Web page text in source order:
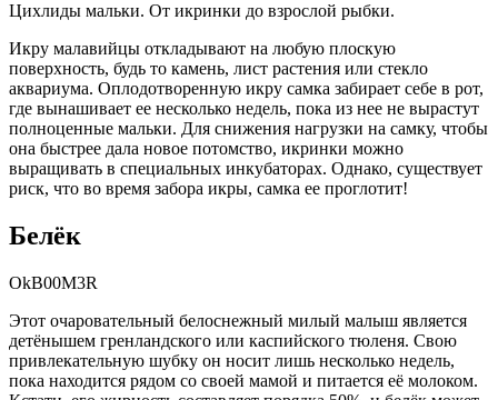
Цихлиды мальки. От икринки до взрослой рыбки.
Икру малавийцы откладывают на любую плоскую
поверхность, будь то камень, лист растения или стекло
аквариума. Оплодотворенную икру самка забирает себе в рот,
где вынашивает ее несколько недель, пока из нее не вырастут
полноценные мальки. Для снижения нагрузки на самку, чтобы
она быстрее дала новое потомство, икринки можно
выращивать в специальных инкубаторах. Однако, существует
риск, что во время забора икры, самка ее проглотит!
Белёк
OkB00M3R
Этот очаровательный белоснежный милый малыш является
детёнышем гренландского или каспийского тюленя. Свою
привлекательную шубку он носит лишь несколько недель,
пока находится рядом со своей мамой и питается её молоком.